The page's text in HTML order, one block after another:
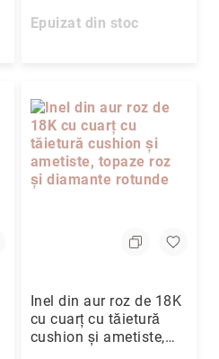
diamante rotunde
Epuizat din stoc
Inel din aur roz de 18K
cu cuarț cu tăietură
cushion și ametiste,